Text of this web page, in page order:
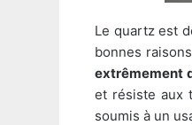
Le quartz est
bonnes
extrêmement
et résiste aux
soumis à un